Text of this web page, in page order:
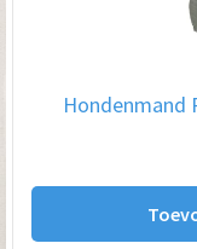
Hondenmand